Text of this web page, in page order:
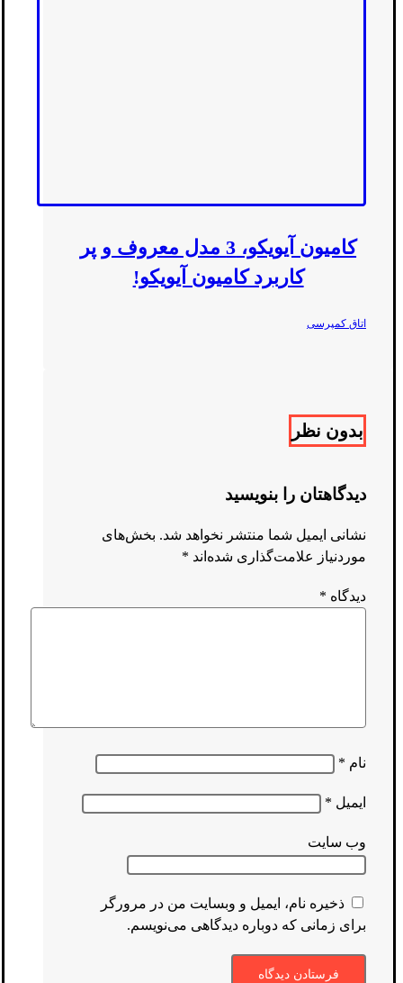
کامیون آیویکو، 3 مدل معروف و پر
کاربرد کامیون آیویکو!
اتاق کمپرسی
بدون نظر
دیدگاهتان را بنویسید
نشانی ایمیل شما منتشر نخواهد شد. بخش‌های
موردنیاز علامت‌گذاری شده‌اند *
دیدگاه *
نام *
ایمیل *
وب‌ سایت
ذخیره نام، ایمیل و وبسایت من در مرورگر
برای زمانی که دوباره دیدگاهی می‌نویسم.